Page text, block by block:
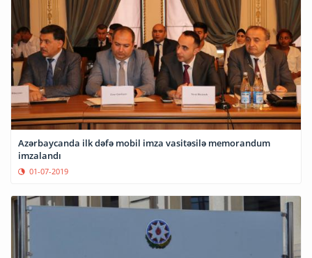
Azərbaycanda ilk dəfə mobil imza vasitəsilə memorandum
imzalandı
01-07-2019